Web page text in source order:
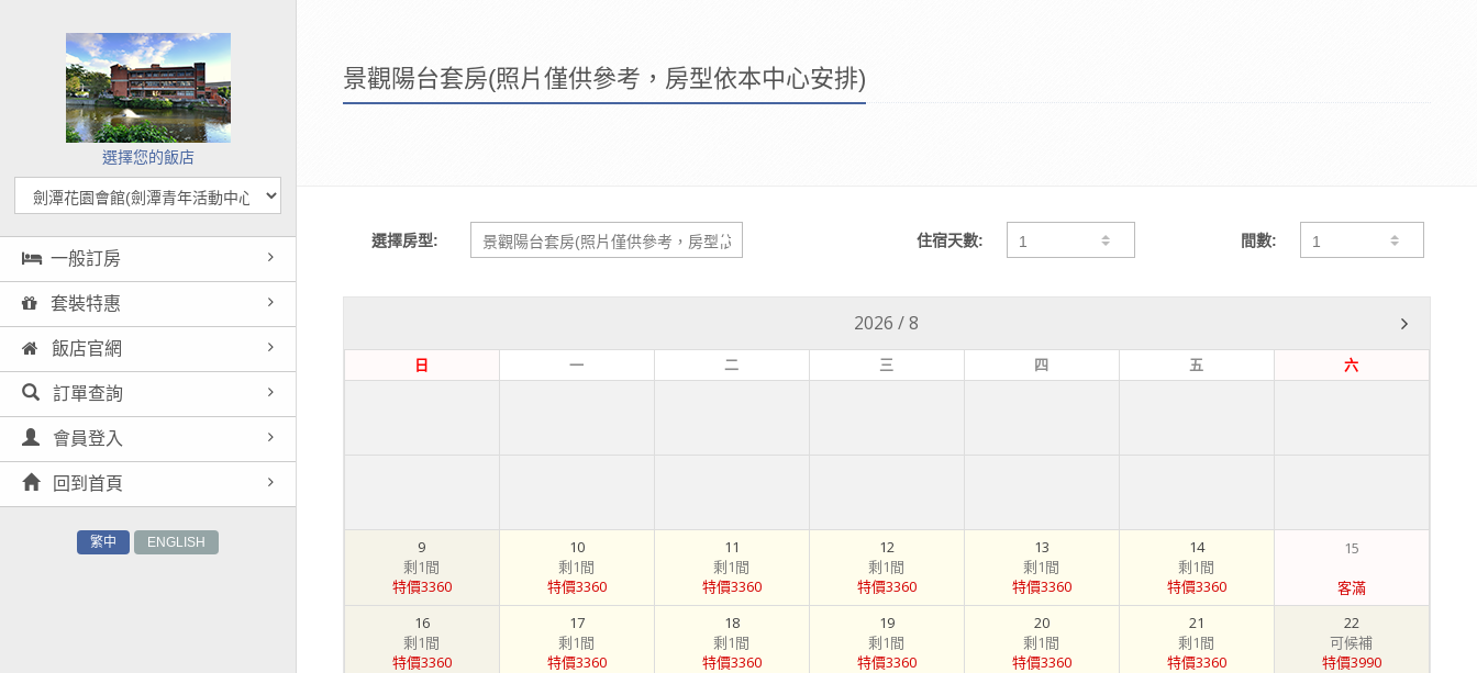
選擇您的飯店
一般訂房
套裝特惠
飯店官網
訂單查詢
會員登入
回到首頁
繁中 ENGLISH
景觀陽台套房(照片僅供參考，房型依本中心安排)
選擇房型: 住宿天數: 間數:
2026 /8
日 一 二 三 四 五 六
9
剩1間
特價3360
10
剩1間
特價3360
11
剩1間
特價3360
12
剩1間
特價3360
13
剩1間
特價3360
14
剩1間
特價3360
15
客滿
16
剩1間
特價3360
17
剩1間
特價3360
18
剩1間
特價3360
19
剩1間
特價3360
20
剩1間
特價3360
21
剩1間
特價3360
22
可候補
特價3990